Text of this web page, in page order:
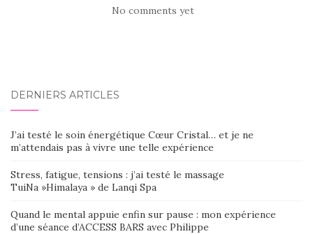
No comments yet
DERNIERS ARTICLES
J’ai testé le soin énergétique Cœur Cristal… et je ne
m’attendais pas à vivre une telle expérience
Stress, fatigue, tensions : j’ai testé le massage
TuiNa »Himalaya » de Lanqi Spa
Quand le mental appuie enfin sur pause : mon expérience
d’une séance d’ACCESS BARS avec Philippe